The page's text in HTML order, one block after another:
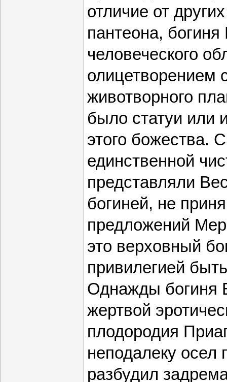
отличие от
пантеона,
человеческого
олицетворением
животворного
было статуи или
этого божества.
единственной
представляли
богиней, не
предложений
это верховный
привилегией
Однажды богиня
жертвой
плодородия
неподалеку осел
разбудил